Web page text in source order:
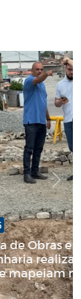
demandas
Next